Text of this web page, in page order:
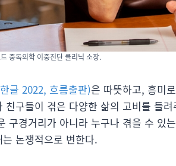
중독의학 이중진단 클리닉 소장.
글 2022, 흐름출판)은 따뜻하고, 흥미
구들이 겪은 다양한 삶의 고비를 들
구경거리가 아니라 누구나 겪을 수 있
논쟁적으로 변한다.